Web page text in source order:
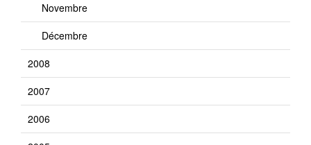
Novembre
Décembre
2008
2007
2006